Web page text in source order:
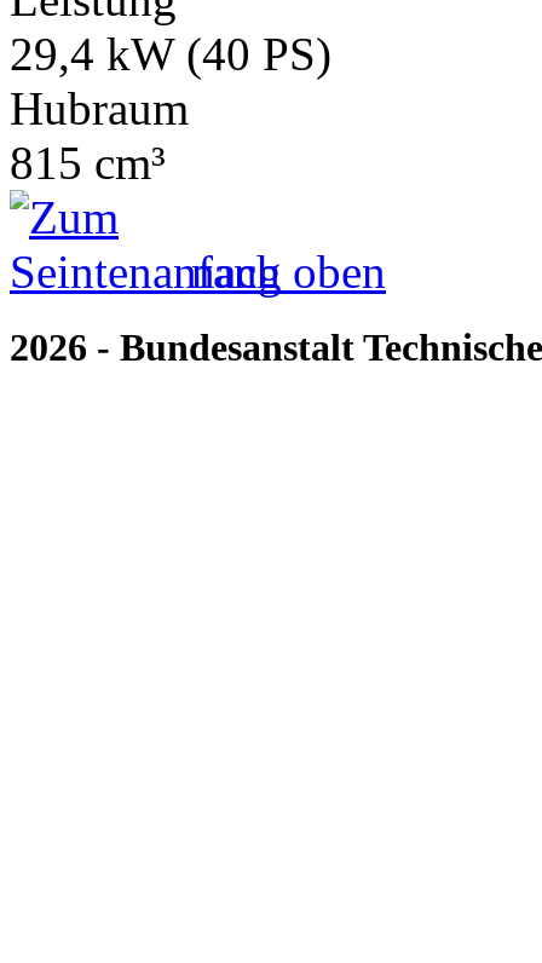
29,4 kW (40 PS)
Hubraum
815 cm³
nach oben
2026 - Bundesanstalt